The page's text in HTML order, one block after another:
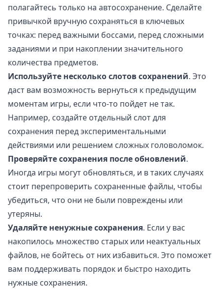
полагайтесь только на автосохранение. Сделайте
привычкой вручную сохраняться в ключевых
точках: перед важными боссами, перед сложными
заданиями и при накоплении значительного
количества предметов.
Используйте несколько слотов сохранений. Это
даст вам возможность вернуться к предыдущим
моментам игры, если что-то пойдет не так.
Например, создайте отдельный слот для
сохранения перед экспериментальными
действиями или решением сложных головоломок.
Проверяйте сохранения после обновлений.
Иногда игры могут обновляться, и в таких случаях
стоит перепроверить сохраненные файлы, чтобы
убедиться, что они не были повреждены или
утеряны.
Удаляйте ненужные сохранения. Если у вас
накопилось множество старых или неактуальных
файлов, не бойтесь от них избавиться. Это поможет
вам поддерживать порядок и быстро находить
нужные сохранения.